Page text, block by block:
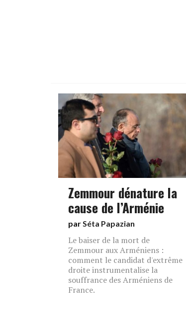
Zemmour dénature la
cause de l’Arménie
parSéta Papazian
Le baiser de la mort de
Zemmour aux Arméniens :
comment le candidat d'extrême
droite instrumentalise la
souffrance des Arméniens de
France.